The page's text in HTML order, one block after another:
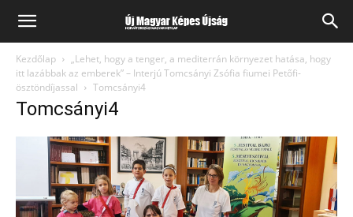
Kezdőlap
„Lehet, hogy a tenger, a mediterrán környezet hatása, hogy
itt lazábbak az emberek” – Interjú Tomcsányi Zsófia fiumei Petőfi-
ösztöndíjassal
Tomcsányi4
Tomcsányi4